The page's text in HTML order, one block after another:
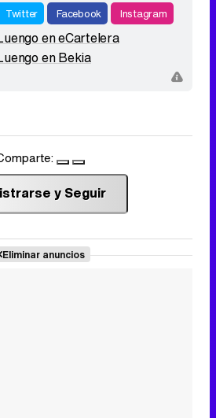
Twitter Facebook Instagram
en eCartelera
en Bekia
y Seguir
Eliminar anuncios